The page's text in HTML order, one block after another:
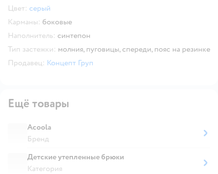
Цвет: серый
Карманы: боковые
Наполнитель: синтепон
Тип застежки: молния, пуговицы, спереди, пояс на резинке
Продавец: Концепт Груп
Ещё товары
Acoola
Бренд
Детские утепленные брюки
Категория